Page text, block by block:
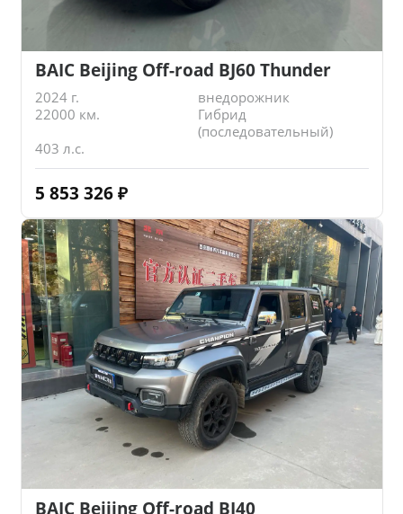
BAIC Beijing Off-road BJ60 Thunder
2024 г.
внедорожник
22000 км.
Гибрид
(последовательный)
403 л.с.
5 853 326 ₽
BAIC Beijing Off-road BJ40